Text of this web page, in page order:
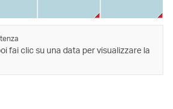
fai clic su una data per visualizzare la